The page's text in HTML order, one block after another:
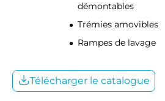
démontables
Trémies amovibles
Rampes de lavage
Télécharger le catalogue